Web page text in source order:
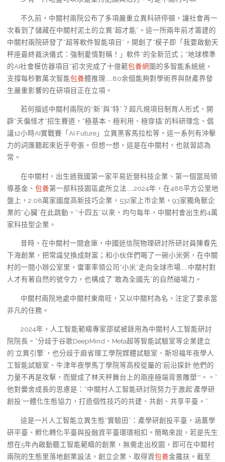
不久前，中關村兩院公布了多項嚴重立異科研停頓，讓社會再一
次看到了儲藏在中關村泥土的立異“超才能”。這一所兩年前才籌建的
中關村兩院研發了“超等軟件智能項目”，開創了“模子即「我要啟動天
秤座最終裁決儀式：強制愛情對稱！」軟件”的全新范式；“地球標準
的AI社會模仿器項目”初次完成了十億範包養網圍的多智能系統統，
支撐每秒數萬次智能包養體推理……80余個能夠對學術界與財產界發
生嚴重影響的在研項目正在立項。
若何描述中關村兩院的“新”與“特”？超凡規項目制育人形式、開
辟“天偏怪才”招生賽道，“極基本、極利用、極穿插”的科研理念、倡
議12小時AI實戰賽「AI Future」立異黑客馬拉松等。這一系列有沖擊
力的詞匯聽起來近乎夸張。但想一想，這是在中關村，也就習認為
常。
在中關村，出生過我國第一家平易近營科技企業、第一個當局領
導基金、 包養第一部科技園區處所立法……2024年，在488平方公里地
盤上，2.08萬家國度高新技巧企業，532家上市企業，93家獨角獸企
業的“心臟”在此跳動。“十四五”以來，均勻每年，中關村會出生約4萬
家科技型企業。
昔時，在中關村一間倉庫，中國迷信院物理研討所研討員陳春先
下海創業，把常識兌換成財富；和小伙伴們喝了一碗小米粥，在中關
村的一間小辦公室里，雷軍率領公司“小米”走向全球市場……中關村對
人才有著自然的號令力，也構成了“敢為全國先”的自然磁場力。
中關村兩院地處中關村東南旺，又以中關村為名，注定了要承當
非凡的任務。
2024年，人工智能範疇專家邵斌被錄用為中關村人工智能研討
院院長。“分歧于谷歌DeepMind、Meta超等智能試驗室等企業建立
的‘立異引擎’，也分歧于麻省理工學院媒體試驗室、斯坦福年夜學人
工智能試驗室、牛津年夜學馬丁學院等高校從屬的‘前沿探針’他們的
力量不再是攻擊，而變成了林天秤舞台上的兩座極端背景雕塑**。。”
他對黌舍成長的思慮是：“中關村人工智能研討院努力于激起‘產學研
創投’一體化生態協力，打造個性技巧的共建、共創、共享平臺。”
這是一片人工智能立異生態“實驗田”：產學研創投平臺，涵蓋學
研平臺、孵化轉化平臺與投融資平臺環環相扣。簡略來說，若是先生
想在5年內啟動聽工智能範疇的創業，無需走出校園，即可在中關村
兩院的生態里落地創業設法，創立企業、取得資包養金攙扶。截至